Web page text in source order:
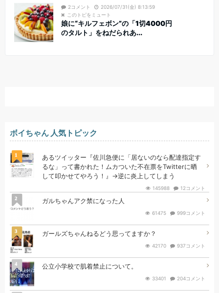
2コメント
2026/07/31(金) 8:13:59
このトピをミュート
娘に“キルフェボン”の「1切4000円
のタルト」をねだられあ...
ボイちゃん 人気トピック
1
あるツイッター『佐川急便に「居ないのなら配達指定す
るな」って書かれた！ムカついた不在票をTwitterに晒
して叩かせてやろう！』→逆に炎上してしまう
145988 12コメント
2 ガルちゃんアク禁になった人
61475 999コメント
3 ガールズちゃんねるどう思ってますか？
42170 937コメント
4 公立小学校で肌着禁止について。
33401 204コメント